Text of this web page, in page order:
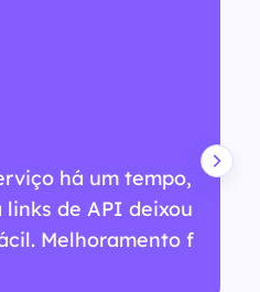
há um tempo,
de API deixou
Melhoramento f